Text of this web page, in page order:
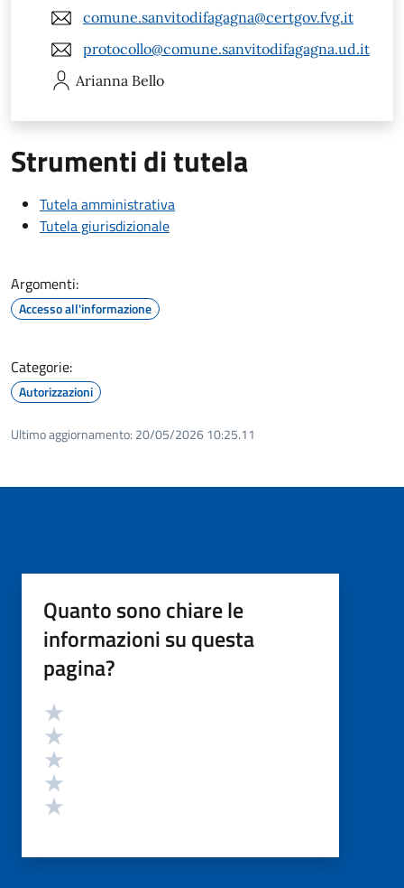
comune.sanvitodifagagna@certgov.fvg.it
protocollo@comune.sanvitodifagagna.ud.it
Arianna Bello
Strumenti di tutela
Tutela amministrativa
Tutela giurisdizionale
Argomenti:
Accesso all'informazione
Categorie:
Autorizzazioni
Ultimo aggiornamento: 20/05/2026 10:25.11
Quanto sono chiare le
informazioni su questa
pagina?
Valutazione